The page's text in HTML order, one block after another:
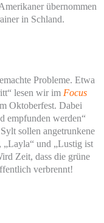
übernommen
in Schland.
Probleme. Etwa
lesen wir im Focus
Oktoberfest. Dabei
empfunden werden“
sollen angetrunkene
„Layla“ und „Lustig ist
Zeit, dass die grüne
verbrennt!